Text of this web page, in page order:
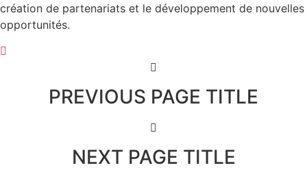
création de partenariats et le développement de nouvelles
opportunités.
PREVIOUS PAGE TITLE
NEXT PAGE TITLE